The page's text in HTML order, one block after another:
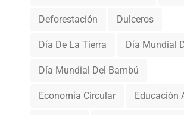
Deforestación Dulceros
Día De La Tierra Día Mundial
Día Mundial Del Bambú
Economía Circular Educación